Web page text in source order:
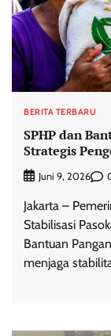
BERITA TERBARU
SPHP dan
Strategis
Juni 9, 2026
Jakarta –
Stabilisasi
Bantuan
menjaga